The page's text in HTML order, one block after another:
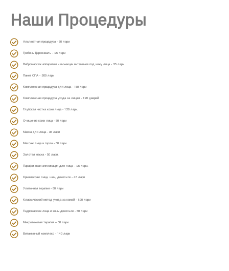
Наши Процедуры
Альгинатная процедура - 50 лари
Гребень Дарсонваль - 25 лари
Вибромассаж аппаратом и инъекции витаминов под кожу лица - 25 лари
Пакет СПА - 200 лари
Комплексная процедура для лица - 150 лари
Комплексная процедура ухода за лицом - 120 дверей
Глубокая чистка кожи лица - 120 лари.
Очищение кожи лица - 60 лари
Маска для лица - 35 лари
Массаж лица и горла - 60 лари
Золотая маска - 50 лари.
Парафиновая аппликация для лица – 25 лари.
Криомассаж лица, шеи, декольте - 45 лари
Улиточная терапия - 60 лари
Классический метод ухода за кожей - 120 лари
Гидромассаж лица и зоны декольте - 60 лари
Микротоковая терапия – 50 лари
Витаминный комплекс - 140 лари